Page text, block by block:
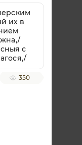
их в
с
350